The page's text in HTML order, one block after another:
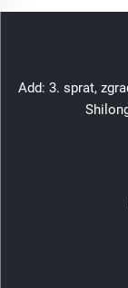
Add: 3. sprat,